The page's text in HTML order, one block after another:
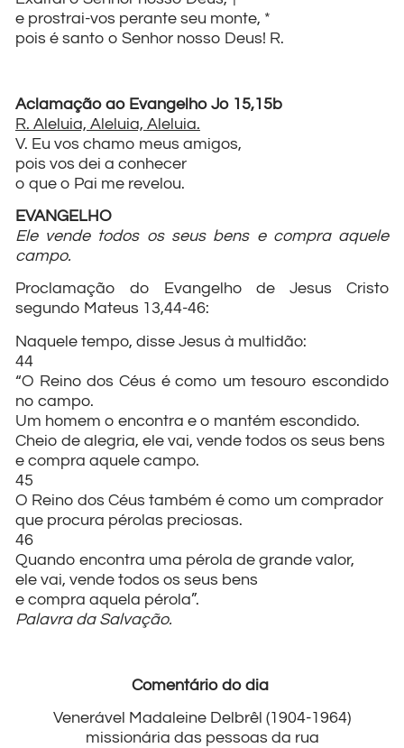
e prostrai-vos perante seu monte, *
pois é santo o Senhor nosso Deus! R.
Aclamação ao Evangelho Jo 15,15b
R. Aleluia, Aleluia, Aleluia.
V. Eu vos chamo meus amigos,
pois vos dei a conhecer
o que o Pai me revelou.
EVANGELHO
Ele vende todos os seus bens e compra aquele
campo.
Proclamação do Evangelho de Jesus Cristo
segundo Mateus 13,44-46:
Naquele tempo, disse Jesus à multidão:
44
“O Reino dos Céus é como um tesouro escondido
no campo.
Um homem o encontra e o mantém escondido.
Cheio de alegria, ele vai, vende todos os seus bens
e compra aquele campo.
45
O Reino dos Céus também é como um comprador
que procura pérolas preciosas.
46
Quando encontra uma pérola de grande valor,
ele vai, vende todos os seus bens
e compra aquela pérola”.
Palavra da Salvação.
Comentário do dia
Venerável Madaleine Delbrêl (1904-1964)
missionária das pessoas da rua